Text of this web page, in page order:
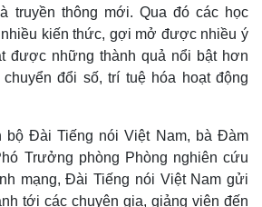
truyền thông mới. Qua đó các học
kiến thức, gợi mở được nhiều ý
được những thành quả nổi bật hơn
đổi số, trí tuệ hóa hoạt động
bộ Đài Tiếng nói Việt Nam, bà Đàm
Trưởng phòng Phòng nghiên cứu
mạng, Đài Tiếng nói Việt Nam gửi
tới các chuyên gia, giảng viên đến